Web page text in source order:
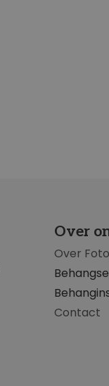
Over
Over
Contact